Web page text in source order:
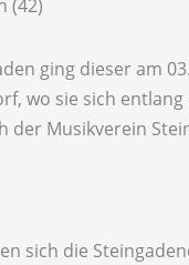
ging dieser am
wo sie sich
Musikverein
sich die